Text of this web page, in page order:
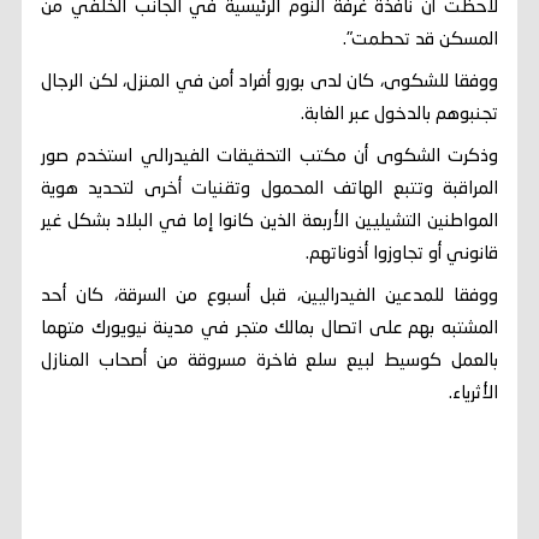
لاحظت أن نافذة غرفة النوم الرئيسية في الجانب الخلفي من
المسكن قد تحطمت".
ووفقا للشكوى، كان لدى بورو أفراد أمن في المنزل، لكن الرجال
تجنبوهم بالدخول عبر الغابة.
وذكرت الشكوى أن مكتب التحقيقات الفيدرالي استخدم صور
المراقبة وتتبع الهاتف المحمول وتقنيات أخرى لتحديد هوية
المواطنين التشيليين الأربعة الذين كانوا إما في البلاد بشكل غير
قانوني أو تجاوزوا أذوناتهم.
ووفقا للمدعين الفيدراليين، قبل أسبوع من السرقة، كان أحد
المشتبه بهم على اتصال بمالك متجر في مدينة نيويورك متهما
بالعمل كوسيط لبيع سلع فاخرة مسروقة من أصحاب المنازل
الأثرياء.